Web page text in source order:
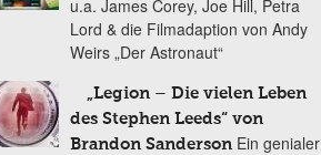
u.a. James Corey, Joe Hill, Petra
Lord & die Filmadaption von Andy
Weirs „Der Astronaut“
„Legion – Die vielen Leben
des Stephen Leeds“ von
Brandon Sanderson Ein genialer